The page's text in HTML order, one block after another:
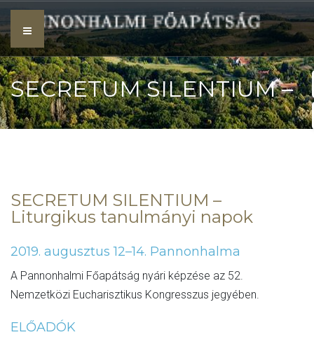
Skip
to
content
SECRETUM SILENTIUM –
TANULMÁNYI NAPOK
SECRETUM SILENTIUM –
Liturgikus tanulmányi napok
2019. augusztus 12–14. Pannonhalma
A Pannonhalmi Főapátság nyári képzése az 52.
Nemzetközi Eucharisztikus Kongresszus jegyében.
ELŐADÓK